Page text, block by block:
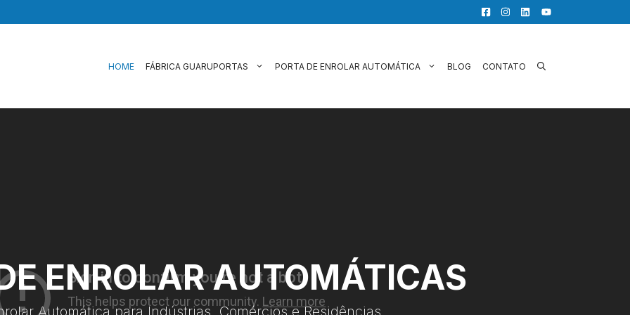
HOME FÁBRICA GUARUPORTAS PORTA DE ENROLAR AUTOMÁTICA BLOG CONTATO
ENROLAR AUTOMÁTICAS
Automática para Indústrias, Comércios e Residências.